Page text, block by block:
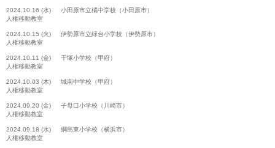
2024.10.16 (水) 小田原市立橘中学校（小田原市）
人権移動教室
2024.10.15 (火) 伊勢原市立緑台小学校（伊勢原市）
人権移動教室
2024.10.11 (金) 千塚小学校（甲府）
人権移動教室
2024.10.03 (木) 城南中学校（甲府）
人権移動教室
2024.09.20 (金) 子母口小学校（川崎市）
人権移動教室
2024.09.18 (水) 綱島東小学校（横浜市）
人権移動教室